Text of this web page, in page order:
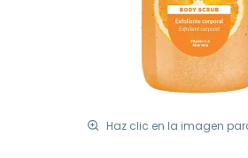
Haz clic en la imagen